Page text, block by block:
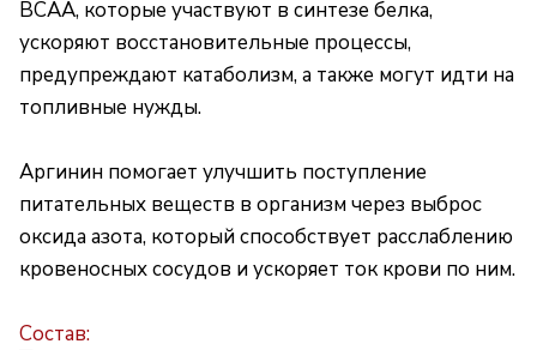
BCAA, которые участвуют в синтезе белка,
ускоряют восстановительные процессы,
предупреждают катаболизм, а также могут идти на
топливные нужды.
Аргинин помогает улучшить поступление
питательных веществ в организм через выброс
оксида азота, который способствует расслаблению
кровеносных сосудов и ускоряет ток крови по ним.
Состав: